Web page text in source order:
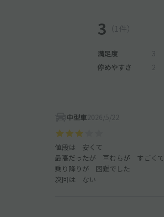
3 （1件）
満足度 3
停めやすさ
2
中型車2026/5/22
値段は 安くて
最高だったが 草むらが すごくて
乗り降りが 困難でした
次回は ない